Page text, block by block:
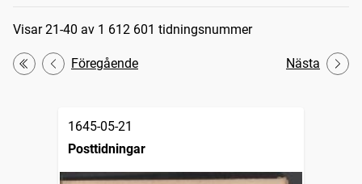
Sökresultat
Visar 21-40 av 1 612 601 tidningsnummer
Första
Föregående Nästa
1645-05-21
Posttidningar